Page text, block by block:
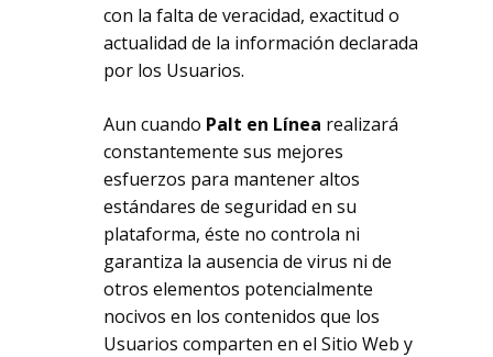
con la falta de veracidad, exactitud o
actualidad de la información declarada
por los Usuarios.
Aun cuando Palt en Línea realizará
constantemente sus mejores
esfuerzos para mantener altos
estándares de seguridad en su
plataforma, éste no controla ni
garantiza la ausencia de virus ni de
otros elementos potencialmente
nocivos en los contenidos que los
Usuarios comparten en el Sitio Web y